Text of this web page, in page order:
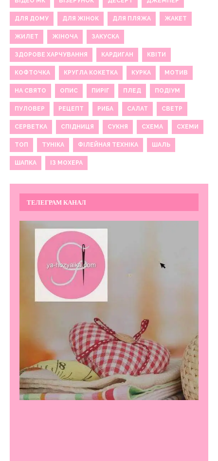
ДЛЯ ДОМУ ДЛЯ ЖІНОК ДЛЯ ПЛЯЖА ЖАКЕТ
ЖИЛЕТ ЖІНОЧА ЗАКУСКА
ЗДОРОВЕ ХАРЧУВАННЯ КАРДИГАН КВІТИ
КОФТОЧКА КРУГЛА КОКЕТКА КУРКА МОТИВ
НА СВЯТО ОПИС ПИРІГ ПЛЕД ПОДІУМ
ПУЛОВЕР РЕЦЕПТ РИБА САЛАТ СВЕТР
СЕРВЕТКА СПІДНИЦЯ СУКНЯ СХЕМА СХЕМИ
ТОП ТУНІКА ФІЛЕЙНАЯ ТЕХНІКА ШАЛЬ
ШАПКА ІЗ МОХЕРА
ТЕЛЕГРАМ КАНАЛ